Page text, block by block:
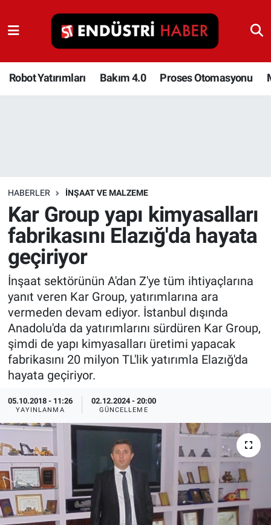
Robot Yatırımları Bakım 4.0 Proses Otomasyonu
HABERLER İNŞAAT VE MALZEME
Kar Group yapı kimyasalları
fabrikasını Elazığ'da hayata
geçiriyor
İnşaat sektörünün A'dan Z'ye tüm ihtiyaçlarına
yanıt veren Kar Group, yatırımlarına ara
vermeden devam ediyor. İstanbul dışında
Anadolu'da da yatırımlarını sürdüren Kar Group,
şimdi de yapı kimyasalları üretimi yapacak
fabrikasını 20 milyon TL'lik yatırımla Elazığ'da
hayata geçiriyor.
05.10.2018 - 11:26
YAYINLANMA
02.12.2024 - 20:00
GÜNCELLEME
Robot Yatırımları
Bakım 4.0
Depolama Çözümleri
İnşaat ve Malzeme
HaberOrtak
EndüstriST
Enerjisini Üreten Fabrikalar
Endüstri 4.0 Uygulamaları
Ağır Sanayi Çözümleri